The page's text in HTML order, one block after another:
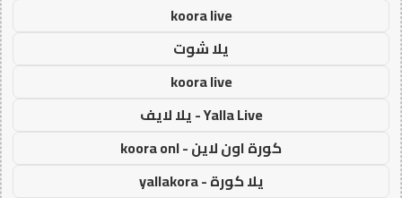
koora live
يلا شوت
koora live
Yalla Live - يلا لايف
كورة اون لاين - koora onl
يلا كورة - yallakora